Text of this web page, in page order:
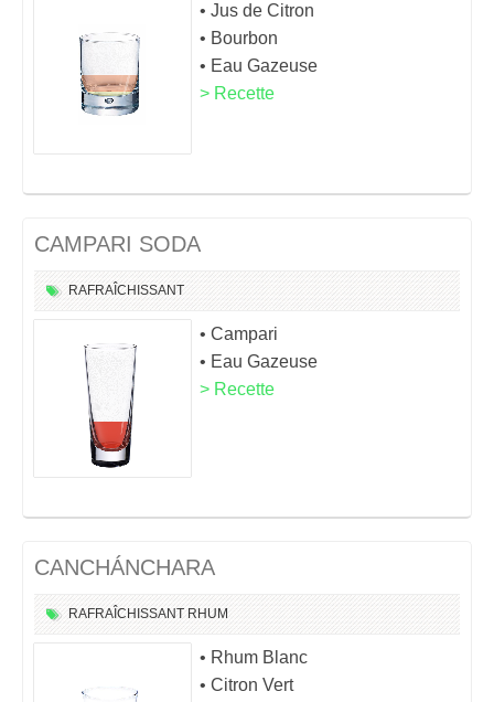
• Jus de Citron
• Bourbon
• Eau Gazeuse
> Recette
CAMPARI SODA
RAFRAÎCHISSANT
• Campari
• Eau Gazeuse
> Recette
CANCHÁNCHARA
RAFRAÎCHISSANT RHUM
• Rhum Blanc
• Citron Vert